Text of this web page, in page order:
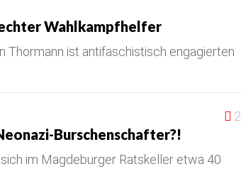
Wahlkampfhelfer
Thormann ist antifaschistisch engagierten
2
Burschenschafter?!
im Magdeburger Ratskeller etwa 40